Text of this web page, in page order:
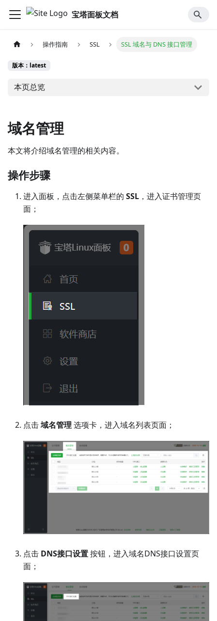
宝塔面板文档
操作指南 SSL SSL 域名与 DNS 接口管理
版本：latest
本页总览
域名管理
本文将介绍域名管理的相关内容。
操作步骤
进入面板，点击左侧菜单栏的 SSL ，进入证书管理页
面；
点击域名管理 选项卡，进入域名列表页面；
点击 DNS接口设置按钮，进入域名DNS接口设置页
面；